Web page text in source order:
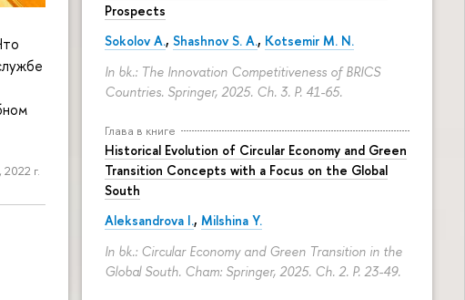
Prospects
Sokolov A., Shashnov S. A., Kotsemir M. N.
In bk.: The Innovation Competitiveness of BRICS
Countries. Springer, 2025. Ch. 3. P. 41-65.
Глава в книге
Historical Evolution of Circular Economy and Green
Transition Concepts with a Focus on the Global
South
Aleksandrova I., Milshina Y.
In bk.: Circular Economy and Green Transition in the
Global South. Cham: Springer, 2025. Ch. 2. P. 23-49.
г.